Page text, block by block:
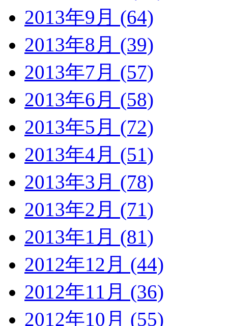
2013年9月 (64)
2013年8月 (39)
2013年7月 (57)
2013年6月 (58)
2013年5月 (72)
2013年4月 (51)
2013年3月 (78)
2013年2月 (71)
2013年1月 (81)
2012年12月 (44)
2012年11月 (36)
2012年10月 (55)